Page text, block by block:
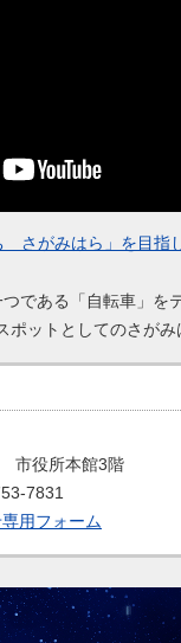
さがみはら」を目指
である「自転車」を
ットとしてのさがみ
市役所本館3階
7831
用フォーム